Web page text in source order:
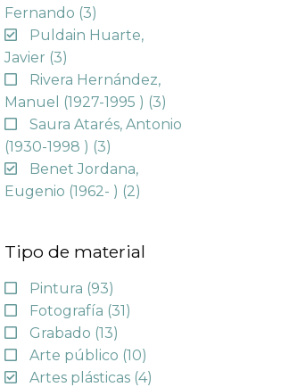
Fernando (3)
Puldain Huarte,
Javier (3)
Rivera Hernández,
Manuel (1927-1995 ) (3)
Saura Atarés, Antonio
(1930-1998 ) (3)
Benet Jordana,
Eugenio (1962- ) (2)
Tipo de material
Pintura (93)
Fotografía (31)
Grabado (13)
Arte público (10)
Artes plásticas (4)